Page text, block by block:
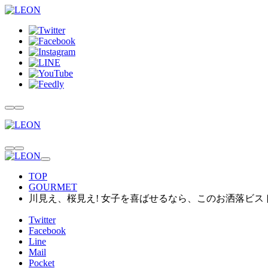
TOP
GOURMET
川見え、桜見え! 女子を喜ばせるなら、このお洒落ビス
Twitter
Facebook
Line
Mail
Pocket